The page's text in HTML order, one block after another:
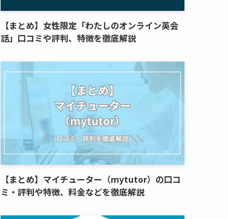
【まとめ】女性限定「わたしのオンライン英会
話」口コミや評判、特徴を徹底解説
【まとめ】マイチューター（mytutor）の口コ
ミ・評判や特徴、料金などを徹底解説